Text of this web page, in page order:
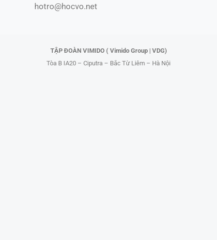
hotro@hocvo.net
o
t
TẬP ĐOÀN VIMIDO ( Vimido Group | VDG)
Tòa B IA20 – Ciputra – Bắc Từ Liêm – Hà Nội